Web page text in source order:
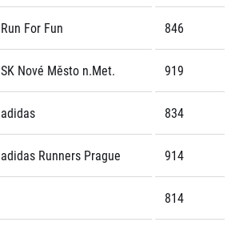
Run For Fun 846
SK Nové Město n.Met. 919
adidas 834
adidas Runners Prague 914
814